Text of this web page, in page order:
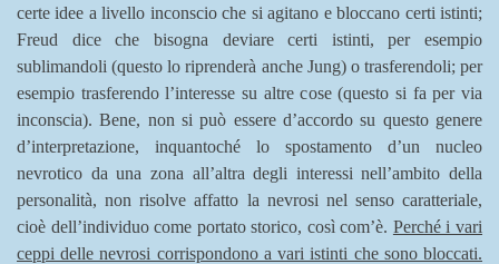
certe idee a livello inconscio che si agitano e bloccano certi istinti;
Freud dice che bisogna deviare certi istinti, per esempio
sublimandoli (questo lo riprenderà anche Jung) o trasferendoli; per
esempio trasferendo l’interesse su altre cose (questo si fa per via
inconscia). Bene, non si può essere d’accordo su questo genere
d’interpretazione, inquantoché lo spostamento d’un nucleo
nevrotico da una zona all’altra degli interessi nell’ambito della
personalità, non risolve affatto la nevrosi nel senso caratteriale,
cioè dell’individuo come portato storico, così com’è. Perché i vari
ceppi delle nevrosi corrispondono a vari istinti che sono bloccati.